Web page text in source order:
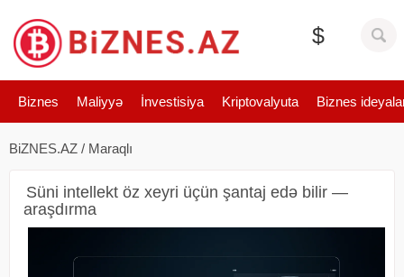
$
Biznes Maliyyə İnvestisiya Kriptovalyuta Biznes
BiZNES.AZ / Maraqlı
Süni intellekt öz xeyri üçün şantaj edə bilir —
araşdırma